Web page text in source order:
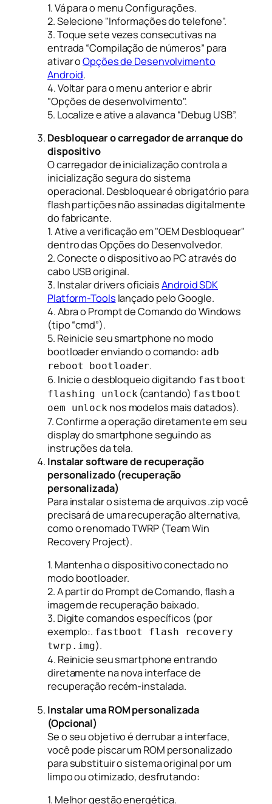
1. Vá para o menu Configurações.
2. Selecione "Informações do telefone".
3. Toque sete vezes consecutivas na
entrada “Compilação de números” para
ativar oOpções de Desenvolvimento
Android.
4. Voltar para o menu anterior e abrir
"Opções de desenvolvimento".
5. Localize e ative a alavanca “Debug USB”.
Desbloquear o carregador de arranque do
dispositivo
O carregador de inicialização controla a
inicialização segura do sistema
operacional. Desbloquear é obrigatório para
flash partições não assinadas digitalmente
do fabricante.
1. Ative a verificação em "OEM Desbloquear"
dentro das Opções do Desenvolvedor.
2. Conecte o dispositivo ao PC através do
cabo USB original.
3. Instalar drivers oficiaisAndroid SDK
Platform-Tools lançado pelo Google.
4. Abra o Prompt de Comando do Windows
(tipo “cmd”).
5. Reinicie seu smartphone no modo
bootloader enviando o comando: adb
reboot bootloader.
6. Inicie o desbloqueio digitando fastboot
flashing unlock(cantando) fastboot
oem unlock nos modelos mais datados).
7. Confirme a operação diretamente em seu
display do smartphone seguindo as
instruções da tela.
Instalar software de recuperação
personalizado (recuperação
personalizada)
Para instalar o sistema de arquivos .zip você
precisará de uma recuperação alternativa,
como o renomado TWRP (Team Win
Recovery Project).
1. Mantenha o dispositivo conectado no
modo bootloader.
2. A partir do Prompt de Comando, flash a
imagem de recuperação baixado.
3. Digite comandos específicos (por
exemplo:. fastboot flash recovery
twrp.img).
4. Reinicie seu smartphone entrando
diretamente na nova interface de
recuperação recém-instalada.
Instalar uma ROM personalizada
(Opcional)
Se o seu objetivo é derrubar a interface,
você pode piscar um ROM personalizado
para substituir o sistema original por um
limpo ou otimizado, desfrutando:
1. Melhor gestão energética.